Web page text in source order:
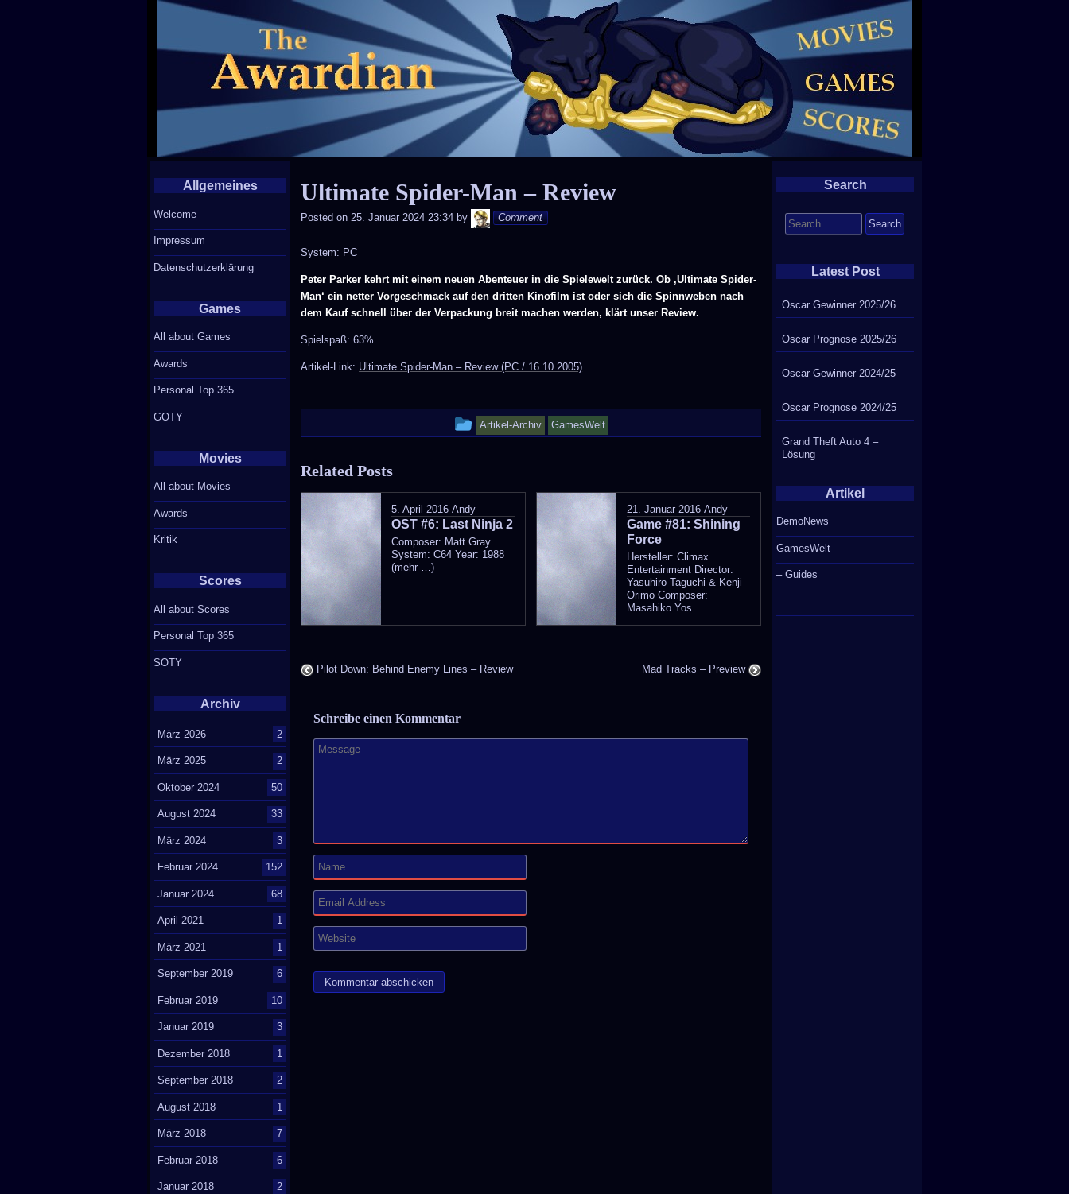
Skip
to
content
Ultimate Spider-Man – Review
Posted on 25. Januar 2024 23:34 by Andy
Comment
System: PC
Peter Parker kehrt mit einem neuen Abenteuer in die Spielewelt zurück. Ob ‚Ultimate Spider-
Man‘ ein netter Vorgeschmack auf den dritten Kinofilm ist oder sich die Spinnweben nach
dem Kauf schnell über der Verpackung breit machen werden, klärt unser Review.
Spielspaß: 63%
Artikel-Link: Ultimate Spider-Man – Review (PC / 16.10.2005)
This
in
Artikel-Archiv GamesWelt
Related Posts
5. April 2016 Andy
OST #6: Last Ninja 2
Composer: Matt Gray
System: C64 Year: 1988
(mehr …)
21. Januar 2016 Andy
Game #81: Shining
Force
Hersteller: Climax
Entertainment Director:
Yasuhiro Taguchi & Kenji
Orimo Composer:
Masahiko Yos...
Pilot Down: Behind Enemy Lines – Review Mad Tracks – Preview
Schreibe einen Kommentar
Search
for:
Latest Post
Oscar Gewinner 2025/26
Oscar Prognose 2025/26
Oscar Gewinner 2024/25
Oscar Prognose 2024/25
Grand Theft Auto 4 –
Lösung
Artikel
DemoNews
GamesWelt
– Guides
Allgemeines
Welcome
Impressum
Datenschutzerklärung
Games
All about Games
Awards
Personal Top 365
GOTY
Movies
All about Movies
Awards
Kritik
Scores
All about Scores
Personal Top 365
SOTY
Archiv
März 2026 2
März 2025 2
Oktober 2024 50
August 2024 33
März 2024 3
Februar 2024 152
Januar 2024 68
April 2021 1
März 2021 1
September 2019 6
Februar 2019 10
Januar 2019 3
Dezember 2018 1
September 2018 2
August 2018 1
März 2018 7
Februar 2018 6
Januar 2018 2